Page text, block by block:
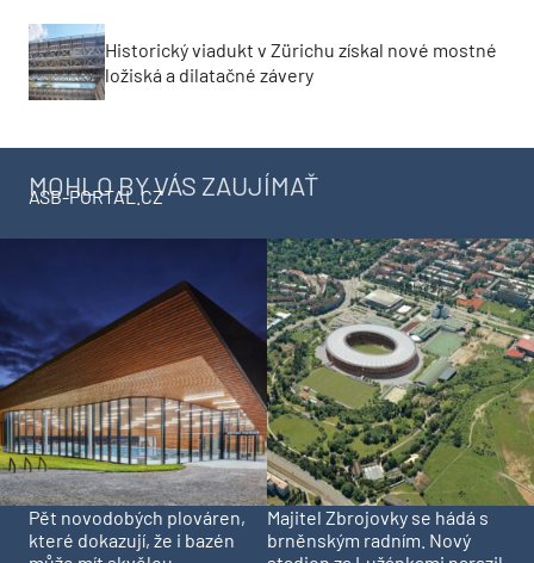
Historický viadukt v Zürichu získal nové mostné
ložiská a dilatačné závery
MOHLO BY VÁS ZAUJÍMAŤ
ASB-PORTAL.CZ
Pět novodobých plováren,
které dokazují, že i bazén
Majitel Zbrojovky se hádá s
brněnským radním. Nový